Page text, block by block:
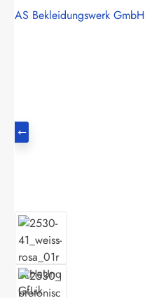
AS Bekleidungswerk GmbH